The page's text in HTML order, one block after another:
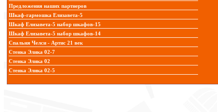
Предложения наших партнеров
Шкаф-гармошка Елизавета-5
Шкаф Елизавета-5 набор шкафов-15
Шкаф Елизавета-5 набор шкафов-14
Спальня Челси - Артис 21 век
Стенка Элика 02-7
Стенка Элика 02
Стенка Элика 02-5